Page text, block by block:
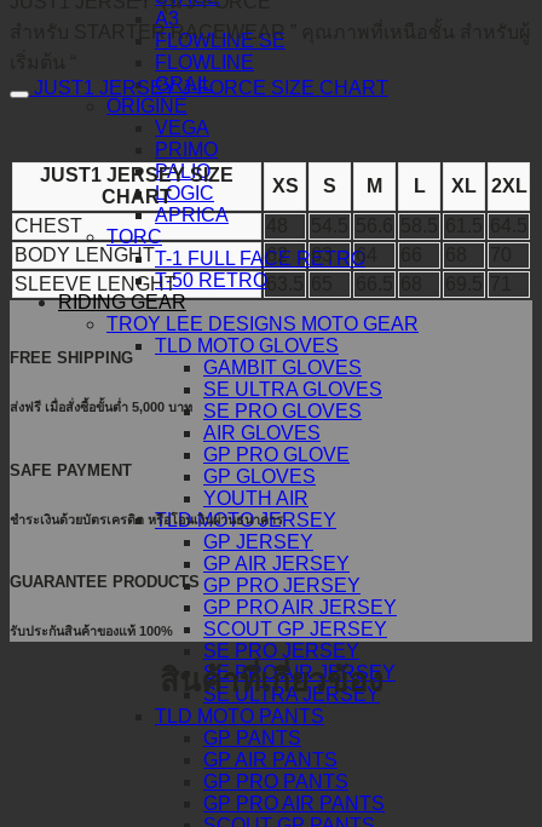
A3
FLOWLINE SE
FLOWLINE
GRAIL
ORIGINE
VEGA
PRIMO
PALIO
LOGIC
APRICA
TORC
T-1 FULL FACE RETRO
T-50 RETRO
RIDING GEAR
TROY LEE DESIGNS MOTO GEAR
TLD MOTO GLOVES
GAMBIT GLOVES
SE ULTRA GLOVES
SE PRO GLOVES
AIR GLOVES
GP PRO GLOVE
GP GLOVES
YOUTH AIR
TLD MOTO JERSEY
GP JERSEY
GP AIR JERSEY
GP PRO JERSEY
GP PRO AIR JERSEY
SCOUT GP JERSEY
SE PRO JERSEY
SE PRO AIR JERSEY
SE ULTRA JERSEY
TLD MOTO PANTS
GP PANTS
GP AIR PANTS
GP PRO PANTS
GP PRO AIR PANTS
สำหรับ STARTER RACEWEAR ” คุณภาพที่เหนือชั้น สำหรับผู้
JUST1 JERSEY J-FORCE SIZE CHART
JUST1 JERSEY SIZE
CHART
XS S M L XL
2XL
CHEST
BODY LENGHT
62 63 64
SLEEVE LENGHT
63.5
FREE SHIPPING
ส่งฟรี เมื่อสั่งซื้อขั้นต่ำ 5,000 บาท
SAFE PAYMENT
ชำระเงินด้วยบัตรเครดิต หรือโอนเงินผ่านธนาคาร
GUARANTEE PRODUCTS
รับประกันสินค้าของแท้ 100%
สินค้าที่เกี่ยวข้อง